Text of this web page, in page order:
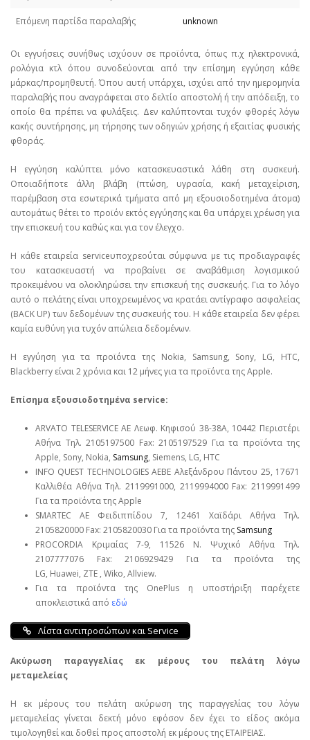
Επόμενη παρτίδα παραλαβής unknown
Οι εγγυήσεις συνήθως ισχύουν σε προϊόντα, όπως π.χ ηλεκτρονικά,
ρολόγια κτλ όπου συνοδεύονται από την επίσημη εγγύηση κάθε
μάρκας/προμηθευτή. Όπου αυτή υπάρχει, ισχύει από την ημερομηνία
παραλαβής που αναγράφεται στο δελτίο αποστολή ή την απόδειξη, το
οποίο θα πρέπει να φυλάξεις. Δεν καλύπτονται τυχόν φθορές λόγω
κακής συντήρησης, μη τήρησης των οδηγιών χρήσης ή εξαιτίας φυσικής
φθοράς.
Η εγγύηση καλύπτει μόνο κατασκευαστικά λάθη στη συσκευή.
Οποιαδήποτε άλλη βλάβη (πτώση, υγρασία, κακή μεταχείριση,
παρέμβαση στα εσωτερικά τμήματα από μη εξουσιοδοτημένα άτομα)
αυτομάτως θέτει το προϊόν εκτός εγγύησης και θα υπάρχει χρέωση για
την επισκευή του καθώς και για τον έλεγχο.
Η κάθε εταιρεία serviceυποχρεούται σύμφωνα με τις προδιαγραφές
του κατασκευαστή να προβαίνει σε αναβάθμιση λογισμικού
προκειμένου να ολοκληρώσει την επισκευή της συσκευής. Για το λόγο
αυτό ο πελάτης είναι υποχρεωμένος να κρατάει αντίγραφο ασφαλείας
(BACK UP) των δεδομένων της συσκευής του. Η κάθε εταιρεία δεν φέρει
καμία ευθύνη για τυχόν απώλεια δεδομένων.
Η εγγύηση για τα προϊόντα της Nokia, Samsung, Sony, LG, HTC,
Blackberry είναι 2 χρόνια και 12 μήνες για τα προϊόντα της Apple.
Επίσημα εξουσιοδοτημένα service:
ARVATO TELESERVICE ΑΕ Λεωφ. Κηφισού 38-38Α, 10442 Περιστέρι
Αθήνα Τηλ. 2105197500 Fax: 2105197529 Για τα προϊόντα της
Apple, Sony, Nokia, Samsung, Siemens, LG, HTC
INFO QUEST TECHNOLOGIES ΑΕΒΕ Αλεξάνδρου Πάντου 25, 17671
Καλλιθέα Αθήνα Τηλ. 2119991000, 2119994000 Fax: 2119991499
Για τα προϊόντα της Apple
SMARTEC ΑΕ Φειδιππίδου 7, 12461 Χαϊδάρι Αθήνα Τηλ.
2105820000 Fax: 2105820030 Για τα προϊόντα της Samsung
PROCORDIA Κριμαίας 7-9, 11526 Ν. Ψυχικό Αθήνα Τηλ.
2107777076 Fax: 2106929429 Για τα προϊόντα της
LG, Huawei, ΖΤΕ , Wiko, Allview.
Για τα προϊόντα της OnePlus η υποστήριξη παρέχετε
αποκλειστικά από εδώ
Λίστα αντιπροσώπων και Service
Ακύρωση παραγγελίας εκ μέρους του πελάτη λόγω
μεταμελείας
Η εκ μέρους του πελάτη ακύρωση της παραγγελίας του λόγω
μεταμελείας γίνεται δεκτή μόνο εφόσον δεν έχει το είδος ακόμα
τιμολογηθεί και δοθεί προς αποστολή εκ μέρους της ΕΤΑΙΡΕΙΑΣ.